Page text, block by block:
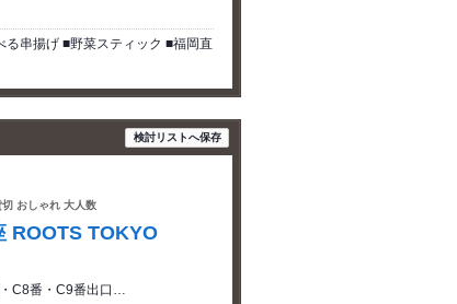
串揚げ ■野菜スティック ■福岡直
検討リストへ保存
おしゃれ 大人数
ROOTS TOKYO
C8番・C9番出口…